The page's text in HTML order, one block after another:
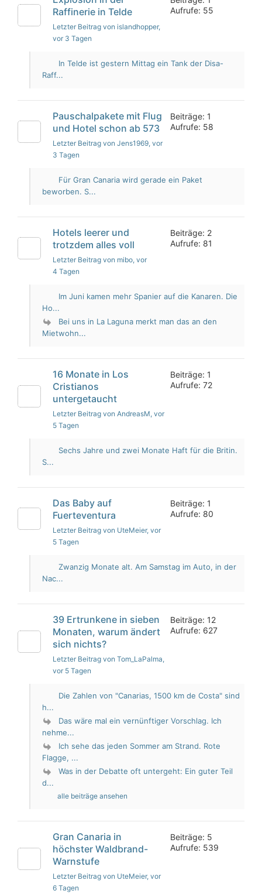
Raffinerie in Telde
Letzter Beitrag von islandhopper,
vor 3 Tagen
Aufrufe: 55
In Telde ist gestern Mittag ein Tank der Disa-
Raff...
Pauschalpakete mit Flug
und Hotel schon ab 573
Letzter Beitrag von Jens1969, vor
3 Tagen
Beiträge: 1
Aufrufe: 58
Für Gran Canaria wird gerade ein Paket
beworben. S...
Hotels leerer und
trotzdem alles voll
Letzter Beitrag von mibo, vor
4 Tagen
Beiträge: 2
Aufrufe: 81
Im Juni kamen mehr Spanier auf die Kanaren. Die
Ho...
Bei uns in La Laguna merkt man das an den
Mietwohn...
16 Monate in Los
Cristianos
untergetaucht
Letzter Beitrag von AndreasM, vor
5 Tagen
Beiträge: 1
Aufrufe: 72
Sechs Jahre und zwei Monate Haft für die Britin.
S...
Das Baby auf
Fuerteventura
Letzter Beitrag von UteMeier, vor
5 Tagen
Beiträge: 1
Aufrufe: 80
Zwanzig Monate alt. Am Samstag im Auto, in der
Nac...
39 Ertrunkene in sieben
Monaten, warum ändert
sich nichts?
Letzter Beitrag von Tom_LaPalma,
vor 5 Tagen
Beiträge: 12
Aufrufe: 627
Die Zahlen von "Canarias, 1500 km de Costa" sind
h...
Das wäre mal ein vernünftiger Vorschlag. Ich
nehme...
Ich sehe das jeden Sommer am Strand. Rote
Flagge, ...
Was in der Debatte oft untergeht: Ein guter Teil
d...
alle beiträge ansehen
Gran Canaria in
höchster Waldbrand-
Warnstufe
Letzter Beitrag von UteMeier, vor
6 Tagen
Beiträge: 5
Aufrufe: 539